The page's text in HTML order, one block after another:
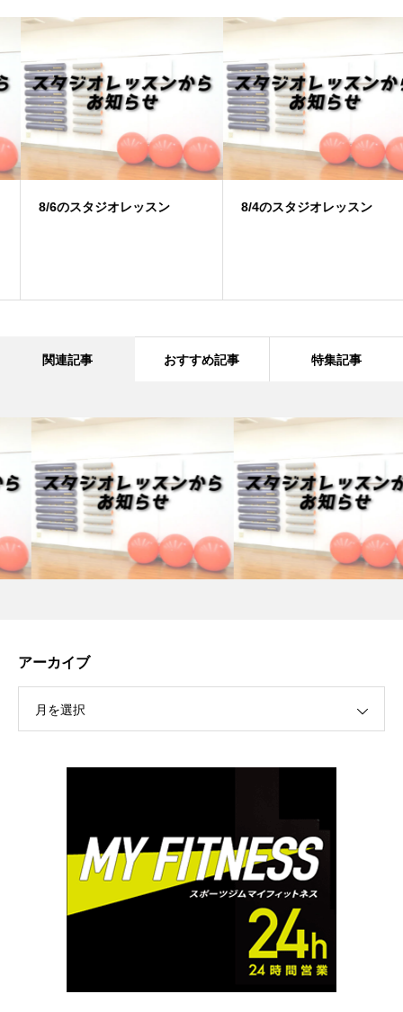
8/6のスタジオレッスン 8/4のスタジオレッスン
関連記事 おすすめ記事 特集記事
アーカイブ
月を選択